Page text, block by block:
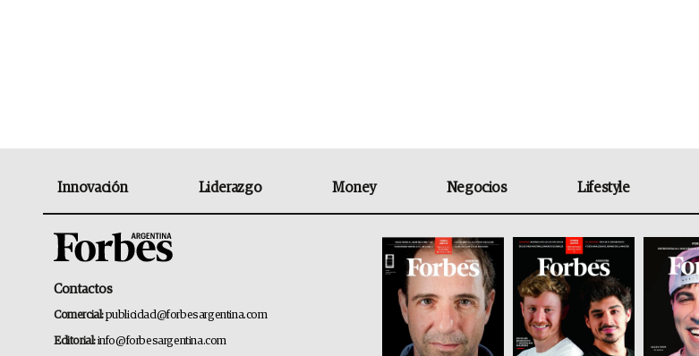
Innovación Liderazgo Money Negocios Lifestyle
Contactos
Comercial:publicidad@forbesargentina.com
Editorial:info@forbesargentina.com